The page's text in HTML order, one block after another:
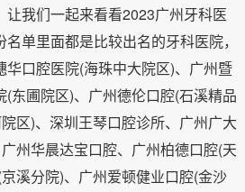
我们一起来看看2023广州牙科医
单里面都是比较出名的牙科医院，
口腔医院(海珠中大院区)、广州暨
东圃院区)、广州德伦口腔(石溪精品
区)、深圳王琴口腔诊所、广州广大
州华晨达宝口腔、广州柏德口腔(天
溪分院)、广州爱顿健业口腔(金沙